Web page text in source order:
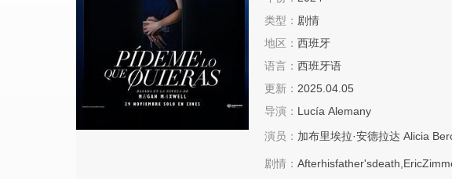
类型： 剧情
地区： 西班牙
语言： 西班牙语
更新： 2025.04.05
导演： Lucía Alemany
演员： 加布里埃拉·安德拉达 Alicia
剧情：